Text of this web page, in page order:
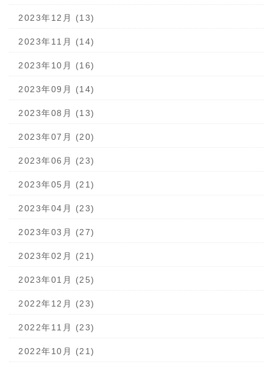
2023年12月 (13)
2023年11月 (14)
2023年10月 (16)
2023年09月 (14)
2023年08月 (13)
2023年07月 (20)
2023年06月 (23)
2023年05月 (21)
2023年04月 (23)
2023年03月 (27)
2023年02月 (21)
2023年01月 (25)
2022年12月 (23)
2022年11月 (23)
2022年10月 (21)